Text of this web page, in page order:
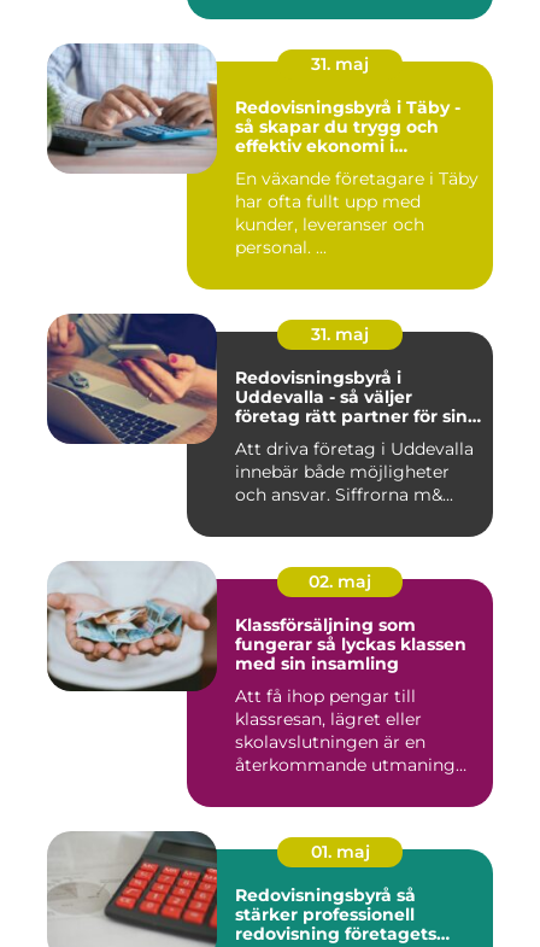
31. maj
Redovisningsbyrå i Täby -
så skapar du trygg och
effektiv ekonomi i
En växande företagare i Täby
har ofta fullt upp med
kunder, leveranser och
personal. ...
31. maj
Redovisningsbyrå i
Uddevalla - så väljer
företag rätt partner för sin
Att driva företag i Uddevalla
innebär både möjligheter
och ansvar. Siffrorna m&...
02. maj
Klassförsäljning som
fungerar så lyckas klassen
med sin insamling
Att få ihop pengar till
klassresan, lägret eller
skolavslutningen är en
återkommande utmaning
01. maj
Redovisningsbyrå så
stärker professionell
redovisning företagets